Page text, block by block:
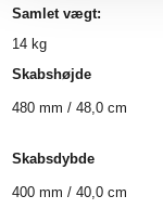
Samlet vægt:
14 kg
Skabshøjde
480 mm / 48,0 cm
Skabsdybde
400 mm / 40,0 cm